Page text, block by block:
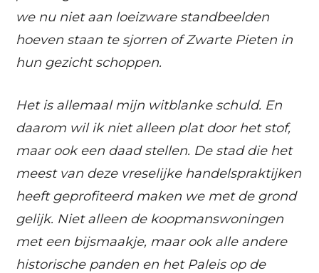
we nu niet aan loeizware standbeelden
hoeven staan te sjorren of Zwarte Pieten in
hun gezicht schoppen.
Het is allemaal mijn witblanke schuld. En
daarom wil ik niet alleen plat door het stof,
maar ook een daad stellen. De stad die het
meest van deze vreselijke handelspraktijken
heeft geprofiteerd maken we met de grond
gelijk. Niet alleen de koopmanswoningen
met een bijsmaakje, maar ook alle andere
historische panden en het Paleis op de